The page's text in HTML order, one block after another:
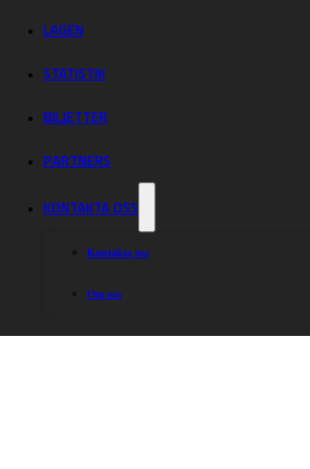
LAGEN
STATISTIK
BILJETTER
PARTNERS
KONTAKTA OSS
Kontakta oss
Om oss